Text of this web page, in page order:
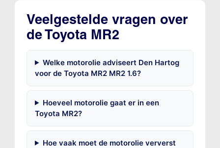
Veelgestelde vragen over
de Toyota MR2
Welke motorolie adviseert Den Hartog
voor de Toyota MR2 MR2 1.6?
Hoeveel motorolie gaat er in een
Toyota MR2?
Hoe vaak moet de motorolie ververst